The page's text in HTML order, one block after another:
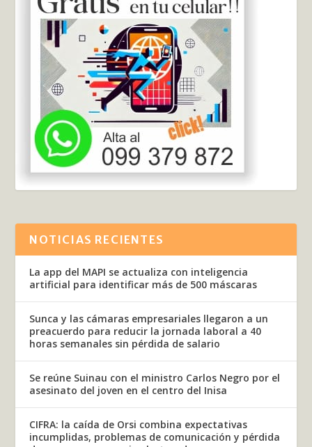
NOTICIAS RECIENTES
La app del MAPI se actualiza con inteligencia
artificial para identificar más de 500 máscaras
Sunca y las cámaras empresariales llegaron a un
preacuerdo para reducir la jornada laboral a 40
horas semanales sin pérdida de salario
Se reúne Suinau con el ministro Carlos Negro por el
asesinato del joven en el centro del Inisa
CIFRA: la caída de Orsi combina expectativas
incumplidas, problemas de comunicación y pérdida